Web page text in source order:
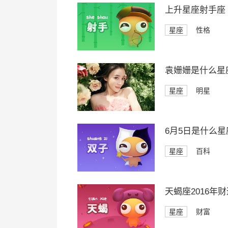
上升星座射手座
星座 性格
袁姗姗是什么星
星座 明星
6月5日是什么星
星座 百科
天蝎座2016年
星座 财富